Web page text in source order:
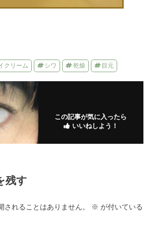
クリーム シワ 乾燥 目元
この記事が気に入ったら
いいねしよう！
残す
されることはありません。 ※ が付いている